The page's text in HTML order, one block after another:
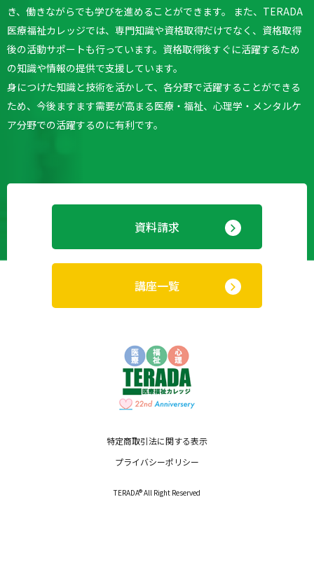
き、働きながらでも学びを進めることができます。
また、TERADA
医療福祉カレッジでは、専門知識や資格取得だけでなく、資格取得
後の活動サポートも行っています。 資格取得後すぐに活躍するため
の知識や情報の提供で支援しています。
身につけた知識と技術を活かして、各分野で活躍することができる
ため、今後ますます需要が高まる医療・福祉、心理学・メンタルケ
ア分野での活躍するのに有利です。
資料請求
講座一覧
特定商取引法に関する表示
プライバシーポリシー
TERADA® All Right Reserved